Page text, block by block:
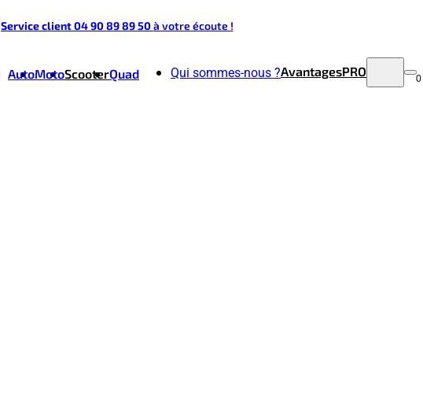
Service client 04 90 89 89 50à votre écoute !
AutoMotoScooterQuad Qui sommes-nous ?AvantagesPRO 0